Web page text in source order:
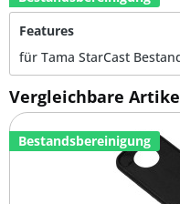
Features
für Tama StarCast
Vergleichbare
Bestandsbereinigung